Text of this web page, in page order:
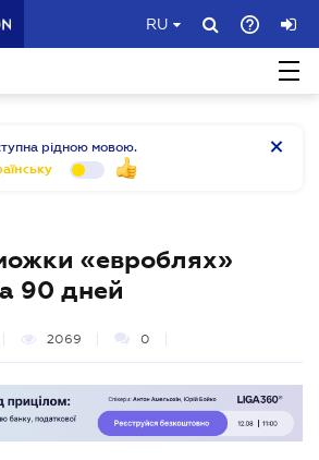
RU
рідною мовою.
«евроблях»
90 дней
2069 0